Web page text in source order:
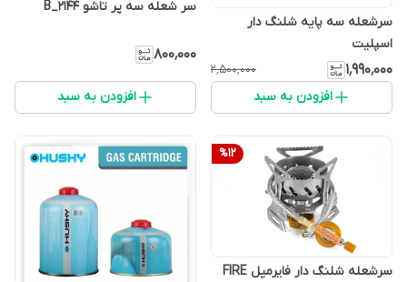
سرشعله سه پایه شلنگ دار
اسپلیت
۱٬۹۹۰٬۰۰۰ ۲٬۵۰۰٬۰۰۰
افزودن به سبد
سر شعله سه پر تاشو 2144_B
۸۰۰٬۰۰۰
افزودن به سبد
%12
سرشعله شلنگ دار فایرمپل FIRE